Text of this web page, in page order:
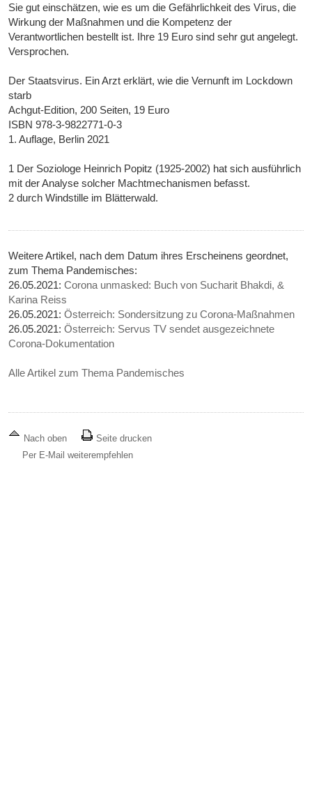
Sie gut einschätzen, wie es um die Gefährlichkeit des Virus, die
Wirkung der Maßnahmen und die Kompetenz der
Verantwortlichen bestellt ist. Ihre 19 Euro sind sehr gut angelegt.
Versprochen.
Der Staatsvirus. Ein Arzt erklärt, wie die Vernunft im Lockdown
starb
Achgut-Edition, 200 Seiten, 19 Euro
ISBN 978-3-9822771-0-3
1. Auflage, Berlin 2021
1 Der Soziologe Heinrich Popitz (1925-2002) hat sich ausführlich
mit der Analyse solcher Machtmechanismen befasst.
2 durch Windstille im Blätterwald.
Weitere Artikel, nach dem Datum ihres Erscheinens geordnet,
zum Thema Pandemisches:
26.05.2021:Corona unmasked: Buch von Sucharit Bhakdi, &
Karina Reiss
26.05.2021:Österreich: Sondersitzung zu Corona-Maßnahmen
26.05.2021:Österreich: Servus TV sendet ausgezeichnete
Corona-Dokumentation
Alle Artikel zum Thema Pandemisches
Nach oben
Seite drucken
Per E-Mail weiterempfehlen